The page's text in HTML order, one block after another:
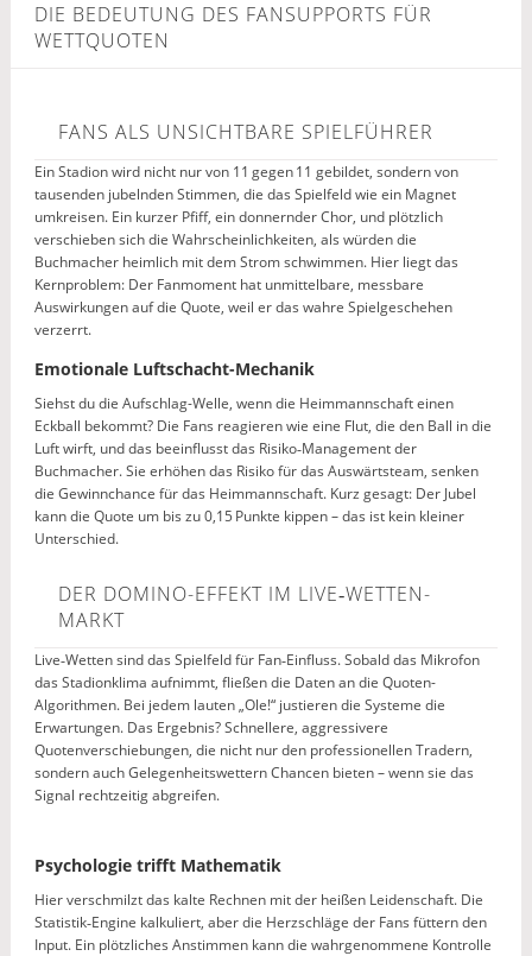
DIE BEDEUTUNG DES FANSUPPORTS FÜR
WETTQUOTEN
FANS ALS UNSICHTBARE SPIELFÜHRER
Ein Stadion wird nicht nur von 11 gegen 11 gebildet, sondern von
tausenden jubelnden Stimmen, die das Spielfeld wie ein Magnet
umkreisen. Ein kurzer Pfiff, ein donnernder Chor, und plötzlich
verschieben sich die Wahrscheinlichkeiten, als würden die
Buchmacher heimlich mit dem Strom schwimmen. Hier liegt das
Kernproblem: Der Fanmoment hat unmittelbare, messbare
Auswirkungen auf die Quote, weil er das wahre Spielgeschehen
verzerrt.
Emotionale Luftschacht-Mechanik
Siehst du die Aufschlag-Welle, wenn die Heimmannschaft einen
Eckball bekommt? Die Fans reagieren wie eine Flut, die den Ball in die
Luft wirft, und das beeinflusst das Risiko‑Management der
Buchmacher. Sie erhöhen das Risiko für das Auswärtsteam, senken
die Gewinnchance für das Heimmannschaft. Kurz gesagt: Der Jubel
kann die Quote um bis zu 0,15 Punkte kippen – das ist kein kleiner
Unterschied.
DER DOMINO-EFFEKT IM LIVE‑WETTEN-
MARKT
Live‑Wetten sind das Spielfeld für Fan‑Einfluss. Sobald das Mikrofon
das Stadionklima aufnimmt, fließen die Daten an die Quoten-
Algorithmen. Bei jedem lauten „Ole!“ justieren die Systeme die
Erwartungen. Das Ergebnis? Schnellere, aggressivere
Quotenverschiebungen, die nicht nur den professionellen Tradern,
sondern auch Gelegenheitswettern Chancen bieten – wenn sie das
Signal rechtzeitig abgreifen.
Psychologie trifft Mathematik
Hier verschmilzt das kalte Rechnen mit der heißen Leidenschaft. Die
Statistik‑Engine kalkuliert, aber die Herzschläge der Fans füttern den
Input. Ein plötzliches Anstimmen kann die wahrgenommene Kontrolle